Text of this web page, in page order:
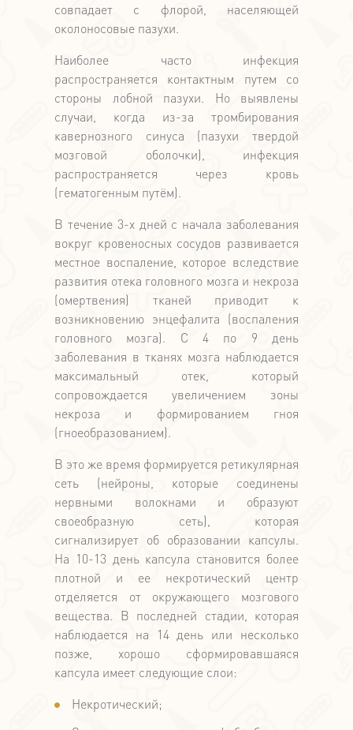
совпадает с флорой, населяющей
околоносовые пазухи.
Наиболее часто инфекция
распространяется контактным путем со
стороны лобной пазухи. Но выявлены
случаи, когда из-за тромбирования
кавернозного синуса (пазухи твердой
мозговой оболочки), инфекция
распространяется через кровь
(гематогенным путём).
В течение 3-х дней с начала заболевания
вокруг кровеносных сосудов развивается
местное воспаление, которое вследствие
развития отека головного мозга и некроза
(омертвения) тканей приводит к
возникновению энцефалита (воспаления
головного мозга). С 4 по 9 день
заболевания в тканях мозга наблюдается
максимальный отек, который
сопровождается увеличением зоны
некроза и формированием гноя
(гноеобразованием).
В это же время формируется ретикулярная
сеть (нейроны, которые соединены
нервными волокнами и образуют
своеобразную сеть), которая
сигнализирует об образовании капсулы.
На 10-13 день капсула становится более
плотной и ее некротический центр
отделяется от окружающего мозгового
вещества. В последней стадии, которая
наблюдается на 14 день или несколько
позже, хорошо сформировавшаяся
капсула имеет следующие слои:
Некротический;